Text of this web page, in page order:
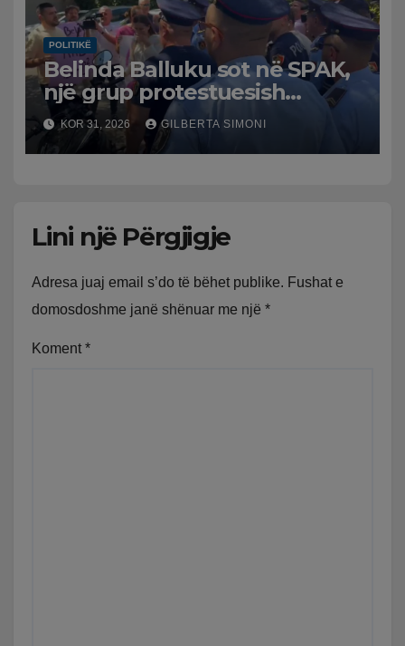
POLITIKË
Belinda Balluku sot në SPAK,
një grup protestuesish
grumbullohen para
Prokurorisë së Posaçme
KOR 31, 2026 GILBERTA SIMONI
Lini një Përgjigje
Adresa juaj email s’do të bëhet publike. Fushat e
domosdoshme janë shënuar me një *
Koment *